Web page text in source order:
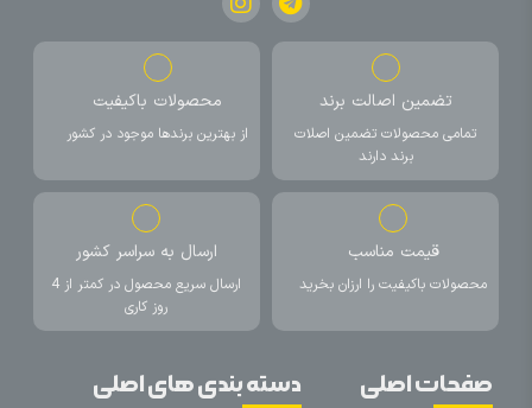
تضمین اصالت برند
تمامی محصولات تضمین اصلات
برند دارند
محصولات باکیفیت
از بهترین برندها موجود در کشور
قیمت مناسب
محصولات باکیفیت را ارزان بخرید
ارسال به سراسر کشور
ارسال سریع محصول در کمتر از 4
روز کاری
صفحات اصلی دسته بندی های اصلی